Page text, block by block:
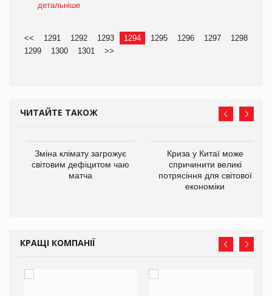
детальніше
<< 1291 1292 1293 1294 1295 1296 1297
1298
1299
1300 1301 >>
ЧИТАЙТЕ ТАКОЖ
Зміна клімату загрожує
світовим дефіцитом чаю
матча
Криза у Китаї може
спричинити великі
потрясіння для світової
економіки
КРАЩІ КОМПАНІЇ